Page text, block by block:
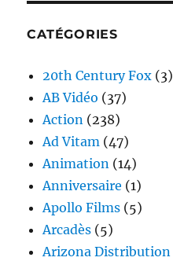
CATÉGORIES
20th Century Fox (3)
AB Vidéo (37)
Action (238)
Ad Vitam (47)
Animation (14)
Anniversaire (1)
Apollo Films (5)
Arcadès (5)
Arizona Distribution